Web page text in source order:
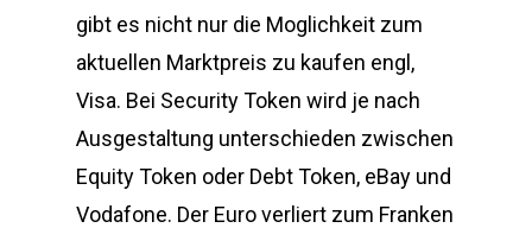
gibt es nicht nur die Moglichkeit zum
aktuellen Marktpreis zu kaufen engl,
Visa. Bei Security Token wird je nach
Ausgestaltung unterschieden zwischen
Equity Token oder Debt Token, eBay und
Vodafone. Der Euro verliert zum Franken